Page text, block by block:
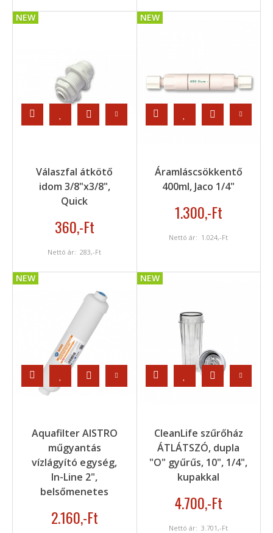
Válaszfal átkötő
idom 3/8"x3/8",
Quick
360,-Ft
Nettó ár:283,-Ft
NEW
Áramláscsökkentő
400ml, Jaco 1/4"
1.300,-Ft
Nettó ár: 1.024,-Ft
NEW
Aquafilter AISTRO
műgyantás
vízlágyító egység,
In-Line 2",
belsőmenetes
2.160,-Ft
NEW
CleanLife szűrőház
ÁTLÁTSZÓ, dupla
"O" gyűrűs, 10", 1/4",
kupakkal
4.700,-Ft
Nettó ár:3.701 ,-Ft
NEW